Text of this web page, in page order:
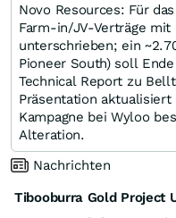
Novo Resources: Für
Farm-in/JV-Verträge mit
unterschrieben; ein
Pioneer South) soll
Technical Report zu
Präsentation
Kampagne bei Wyloo
Alteration.
Nachrichten
Tibooburra Gold Project